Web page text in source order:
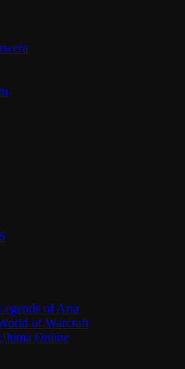
of Aria
of Warcraft
Online